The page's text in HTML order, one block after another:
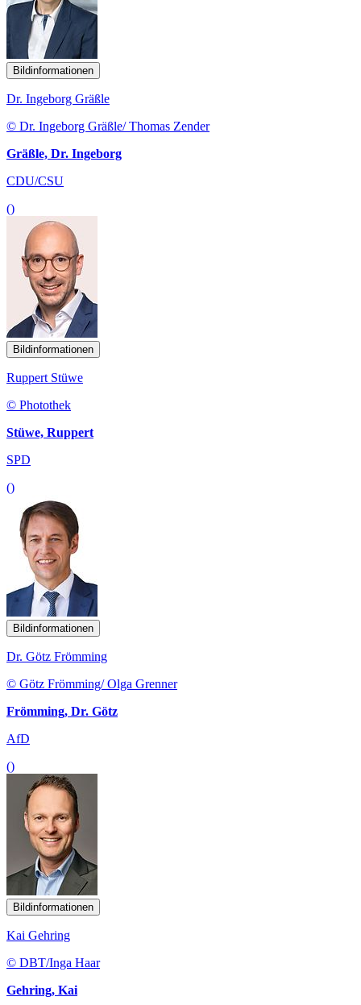
Bildinformationen
Dr. Ingeborg Gräßle
© Dr. Ingeborg Gräßle/ Thomas Zender
Gräßle, Dr. Ingeborg
CDU/CSU
()
Bildinformationen
Ruppert Stüwe
© Photothek
Stüwe, Ruppert
SPD
()
Bildinformationen
Dr. Götz Frömming
© Götz Frömming/ Olga Grenner
Frömming, Dr. Götz
AfD
()
Bildinformationen
Kai Gehring
© DBT/Inga Haar
Gehring, Kai